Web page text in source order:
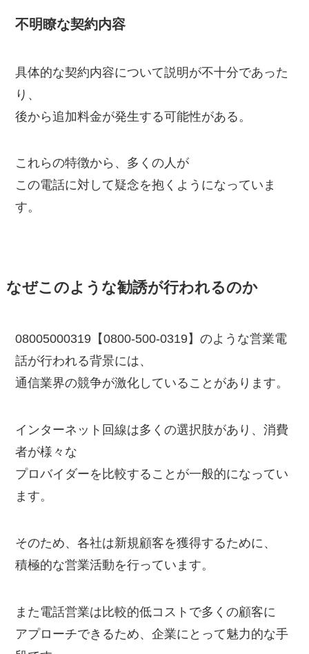
不明瞭な契約内容
具体的な契約内容について説明が不十分であった
り、
後から追加料金が発生する可能性がある。
これらの特徴から、多くの人が
この電話に対して疑念を抱くようになっていま
す。
なぜこのような勧誘が行われるのか
08005000319【0800-500-0319】のような営業電
話が行われる背景には、
通信業界の競争が激化していることがあります。
インターネット回線は多くの選択肢があり、消費
者が様々な
プロバイダーを比較することが一般的になってい
ます。
そのため、各社は新規顧客を獲得するために、
積極的な営業活動を行っています。
また電話営業は比較的低コストで多くの顧客に
アプローチできるため、企業にとって魅力的な手